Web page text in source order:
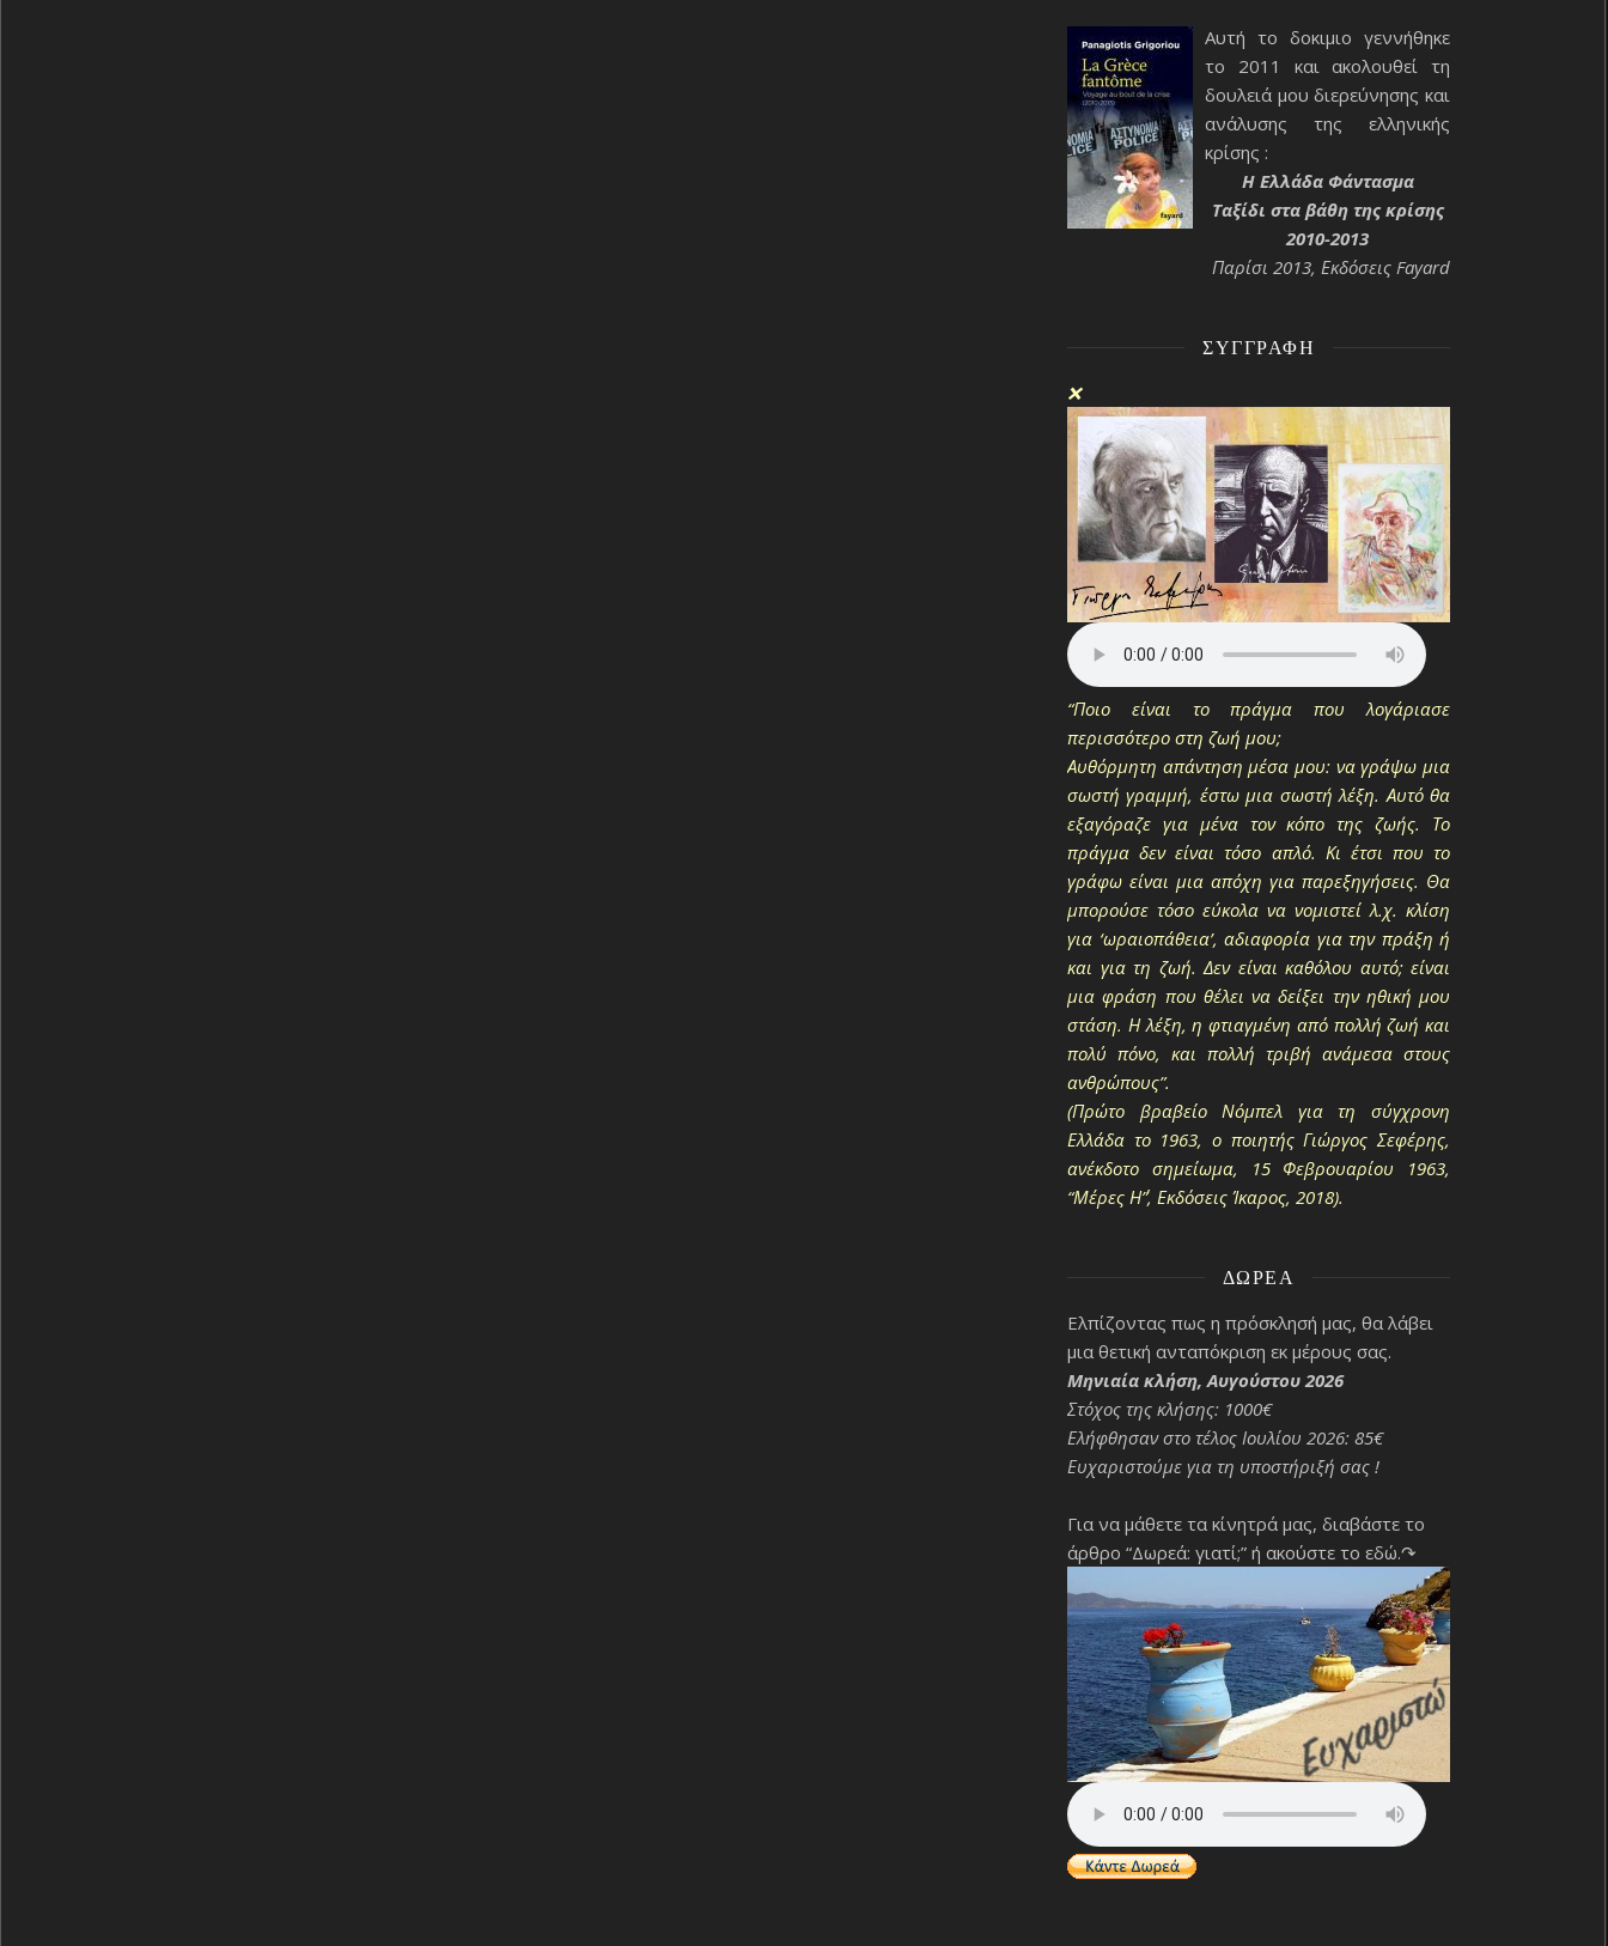
Αυτή το δοκιμιο γεννήθηκε
το 2011 και ακολουθεί τη
δουλειά μου διερεύνησης και
ανάλυσης της ελληνικής
κρίσης :
H Ελλάδα Φάντασμα
Ταξίδι στα βάθη της κρίσης
2010-2013
Παρίσι 2013, Εκδόσεις Fayard
ΣΥΓΓΡΑΦΉ
❌
“Ποιο είναι το πράγμα που λογάριασε
περισσότερο στη ζωή μου;
Αυθόρμητη απάντηση μέσα μου: να γράψω μια
σωστή γραμμή, έστω μια σωστή λέξη. Αυτό θα
εξαγόραζε για μένα τον κόπο της ζωής. Το
πράγμα δεν είναι τόσο απλό. Κι έτσι που το
γράφω είναι μια απόχη για παρεξηγήσεις. Θα
μπορούσε τόσο εύκολα να νομιστεί λ.χ. κλίση
για ‘ωραιοπάθεια’, αδιαφορία για την πράξη ή
και για τη ζωή. Δεν είναι καθόλου αυτό; είναι
μια φράση που θέλει να δείξει την ηθική μου
στάση. Η λέξη, η φτιαγμένη από πολλή ζωή και
πολύ πόνο, και πολλή τριβή ανάμεσα στους
ανθρώπους”.
(Πρώτο βραβείο Νόμπελ για τη σύγχρονη
Ελλάδα το 1963, ο ποιητής Γιώργος Σεφέρης,
ανέκδοτο σημείωμα, 15 Φεβρουαρίου 1963,
“Μέρες Η΄”, Εκδόσεις Ίκαρος, 2018).
ΔΩΡΕΆ
Ελπίζοντας πως η πρόσκλησή μας, θα λάβει
μια θετική ανταπόκριση εκ μέρους σας.
Μηνιαία κλήση, Αυγούστου 2026
Στόχος της κλήσης: 1000€
Ελήφθησαν στο τέλος Ιουλίου 2026: 85€
Ευχαριστούμε για τη υποστήριξή σας !
Για να μάθετε τα κίνητρά μας, διαβάστε το
άρθρο “Δωρεά: γιατί;” ή ακούστε το εδώ.↷